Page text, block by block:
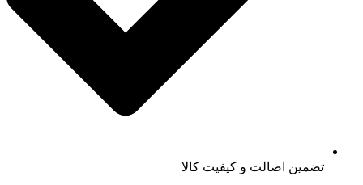
تضمین اصالت و کیفیت کالا